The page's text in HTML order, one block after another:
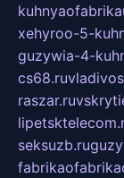
xehyroo-5-
guzywia-4-
cs68.ru
raszar.ru
seksuzb.ru